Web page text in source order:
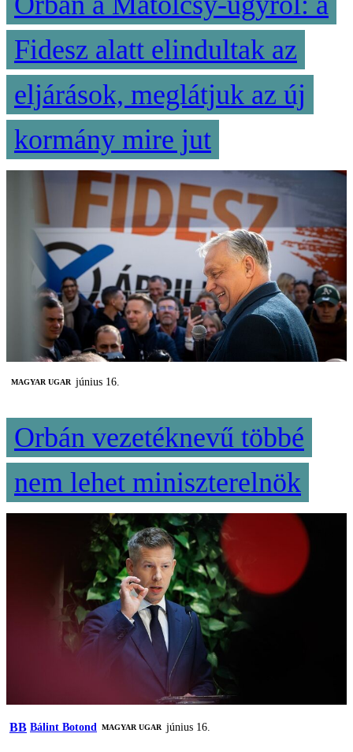
Fidesz alatt elindultak az
eljárások, meglátjuk az új
kormány mire jut
MAGYAR UGAR június 16.
Orbán vezetéknevű többé
nem lehet miniszterelnök
BB Bálint Botond MAGYAR UGAR június 16.